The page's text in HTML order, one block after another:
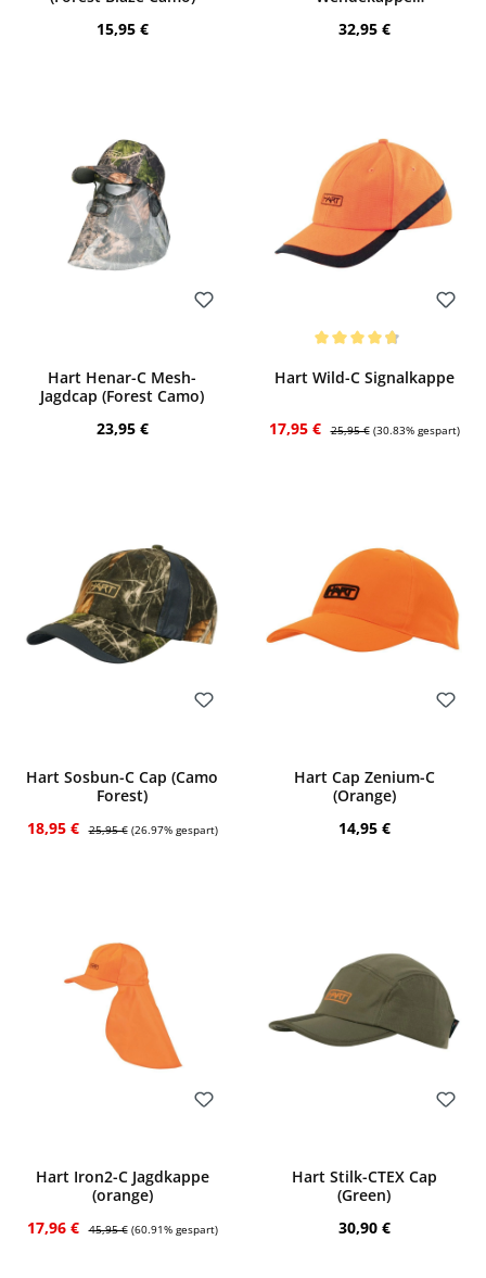
Regulärer Preis:
15,95 € Regulärer Preis:
32,95 €
Hart Henar-C Mesh-
Jagdcap (Forest Camo)
Regulärer Preis:
23,95 €
Bewerten
Hart Wild-C Signalkappe
Verkaufspreis:
17,95 € Regulärer Preis:
25,95 € (30.83% gespart)
Hart Sosbun-C Cap (Camo
Forest)
Verkaufspreis:
18,95 € Regulärer Preis:
25,95 € (26.97% gespart)
Hart Cap Zenium-C
(Orange)
Regulärer Preis:
14,95 €
Hart Iron2-C Jagdkappe
(orange)
Verkaufspreis:
17,96 € Regulärer Preis:
45,95 € (60.91% gespart)
Hart Stilk-CTEX Cap
(Green)
Regulärer Preis:
30,90 €